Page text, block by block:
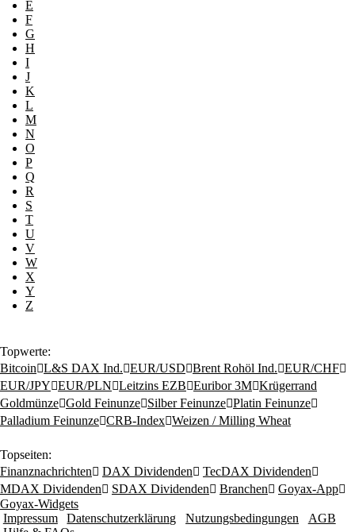
E
F
G
H
I
J
K
L
M
N
O
P
Q
R
S
T
U
V
W
X
Y
Z
Topwerte:
Bitcoin L&S DAX Ind. EUR/USD Brent Rohöl Ind. EUR/CHF
EUR/JPY EUR/PLN Leitzins EZB Euribor 3M Krügerrand
Goldmünze Gold Feinunze Silber Feinunze Platin Feinunze
Palladium Feinunze CRB-Index Weizen / Milling Wheat
Topseiten:
Finanznachrichten
DAX Dividenden
TecDAX Dividenden
MDAX Dividenden
SDAX Dividenden Branchen
Goyax-App
Goyax-Widgets
Impressum
Datenschutzerklärung Nutzungsbedingungen
AGB